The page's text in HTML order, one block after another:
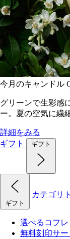
今月のキャンドル
グリーンで生彩感
ー。夏の空気に繊
詳細をみる
ギフト
ギフト
ギフト
カテゴリ
選べるコフレ
無料刻印サー